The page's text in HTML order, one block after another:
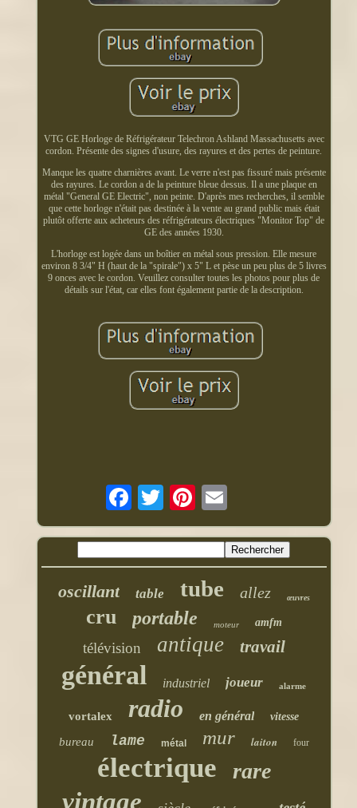
VTG GE Horloge de Réfrigérateur Telechron Ashland Massachusetts avec
cordon. Présente des signes d'usure, des rayures et des pertes de peinture.
Manque les quatre charnières avant. Le verre n'est pas fissuré mais présente
des rayures. Le cordon a de la peinture bleue dessus. Il a une plaque en
métal "General GE Electric", non peinte. D'après mes recherches, il semble
que cette horloge n'était pas destinée à la vente au grand public mais était
plutôt offerte aux acheteurs des réfrigérateurs électriques "Monitor Top" de
GE des années 1930.
L'horloge est logée dans un boîtier en métal sous pression. Elle mesure
environ 8 3/4" H (haut de la "spirale") x 5" L et pèse un peu plus de 5 livres
9 onces avec le cordon. Veuillez consulter toutes les photos pour plus de
détails sur l'état, car elles font également partie de la description.
oscillant table tube allez œuvres
cru portable moteur amfm
télévision antique travail
général industriel joueur alarme
vortalex radio en général vitesse
bureau lame métal mur laiton four
électrique rare
vintage